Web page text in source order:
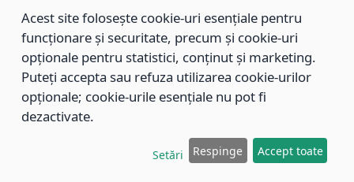
Municipal Braşov situat în str. Dimitrie Anghel nr. 19.
564/29.11.2013
Titlu: Completarea şi modificarea H.C.L. nr. 446/2013,
care s-a aprobat studiul de fundamentare pentru
Acest site folosește cookie-uri esențiale pentru
funcționare și securitate, precum și cookie-uri
opționale pentru statistici, conținut și marketing.
Puteți accepta sau refuza utilizarea cookie-urilor
opționale; cookie-urile esențiale nu pot fi
dezactivate.
Setări Respinge Accept toate